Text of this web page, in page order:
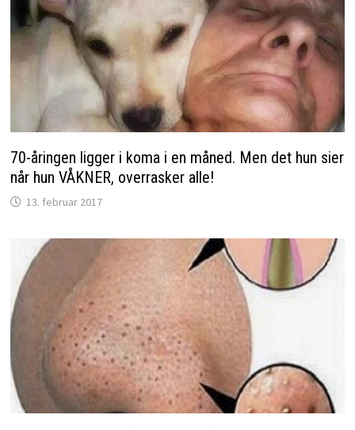
70-åringen ligger i koma i en måned. Men det hun sier
når hun VÅKNER, overrasker alle!
13. februar 2017